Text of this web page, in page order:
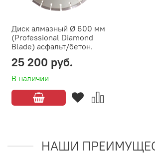
Диск алмазный Ø 600 мм
(Professional Diamond
Blade) асфальт/бетон.
В наличии
25 200 руб.
НАШИ